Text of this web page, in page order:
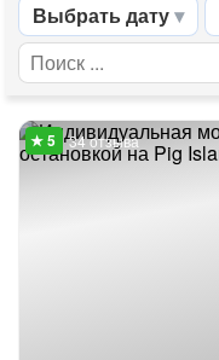
Выбрать дату
34 отзыва